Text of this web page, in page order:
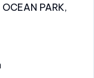
PARK,